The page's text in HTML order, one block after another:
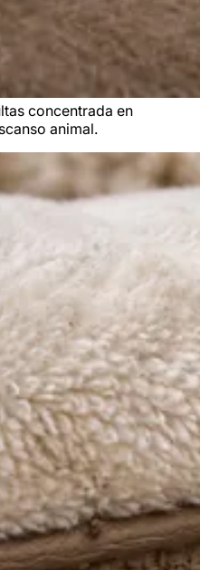
concentrada en
animal.